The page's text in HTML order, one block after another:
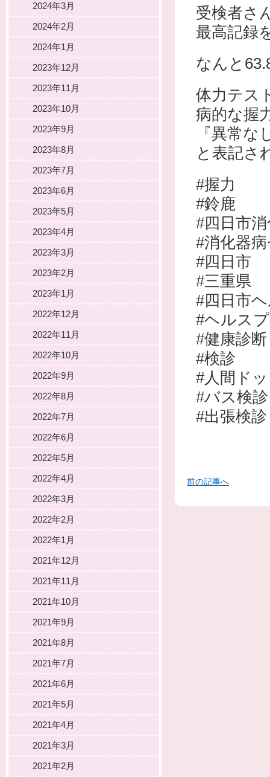
受検者さ
最高記録
なんと
体力テス
病的な握
『異常な
と表記さ
#握力
#鈴鹿
#四日市
#消化器
#四日市
#三重県
#四日市
#ヘルス
#健康診断
#検診
#人間ド
#バス検診
#出張検診
前の記事へ
2024年3月
2024年2月
2024年1月
2023年12月
2023年11月
2023年10月
2023年9月
2023年8月
2023年7月
2023年6月
2023年5月
2023年4月
2023年3月
2023年2月
2023年1月
2022年12月
2022年11月
2022年10月
2022年9月
2022年8月
2022年7月
2022年6月
2022年5月
2022年4月
2022年3月
2022年2月
2022年1月
2021年12月
2021年11月
2021年10月
2021年9月
2021年8月
2021年7月
2021年6月
2021年5月
2021年4月
2021年3月
2021年2月